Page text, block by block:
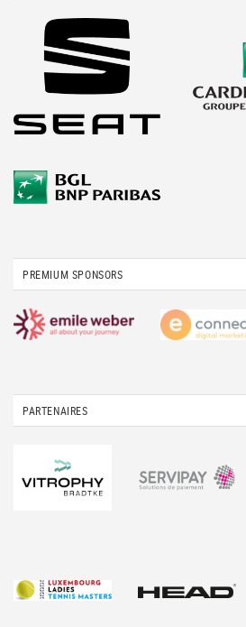
PREMIUM SPONSORS
PARTENAIRES